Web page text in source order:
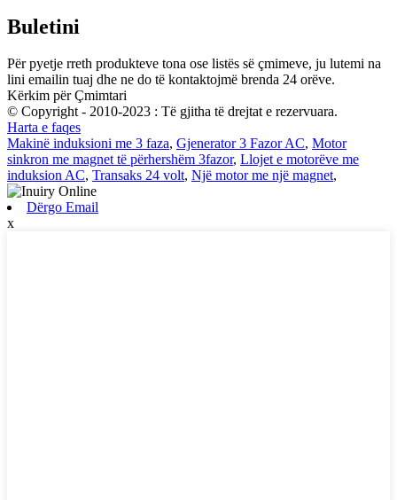
Buletini
Për pyetje rreth produkteve tona ose listës së çmimeve, ju lutemi na
lini emailin tuaj dhe ne do të kontaktojmë brenda 24 orëve.
Kërkim për Çmimtari
© Copyright - 2010-2023 : Të gjitha të drejtat e rezervuara.
Harta e faqes
Makinë induksioni me 3 faza, Gjenerator 3 Fazor AC, Motor
sinkron me magnet të përhershëm 3fazor, Llojet e motorëve me
induksion AC, Transaks 24 volt, Një motor me një magnet,
Dërgo Email
x